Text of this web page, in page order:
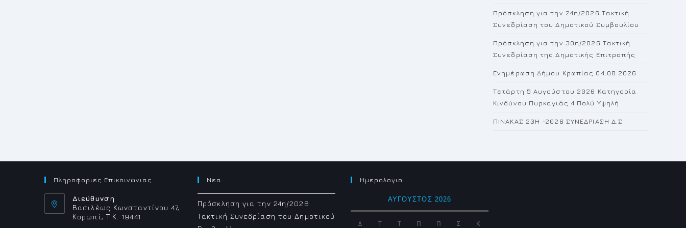
Πρόσκληση για την 24η/2026 Τακτική
Συνεδρίαση του Δημοτικού Συμβουλίου
Πρόσκληση για την 30η/2026 Τακτική
Συνεδρίαση της Δημοτικής Επιτροπής
Ενημέρωση Δήμου Κρωπίας 04.08.2026
Τετάρτη 5 Αυγούστου 2026 Κατηγορία
Κινδύνου Πυρκαγιάς 4 Πολύ Υψηλή
ΠΙΝΑΚΑΣ 23H -2026 ΣΥΝΕΔΡΙΑΣΗ Δ.Σ
Πληροφοριες Επικοινωνιας
Διεύθυνση
Βασιλέως Κωνσταντίνου 47,
Κορωπί, Τ.Κ. 19441
Νεα
Πρόσκληση για την 24η/2026
Τακτική Συνεδρίαση του Δημοτικού
Ημερολογιο
ΑΎΓΟΥΣΤΟΣ 2026
Δ Τ Τ Π Π Σ Κ